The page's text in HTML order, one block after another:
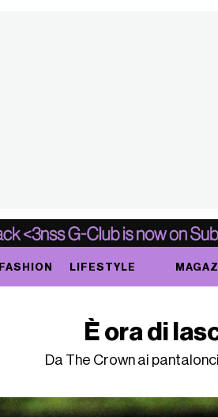
FASHION LIFESTYLE
È ora di
Da The Crown ai